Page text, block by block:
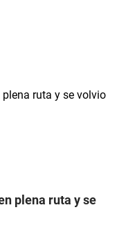
plena ruta y se